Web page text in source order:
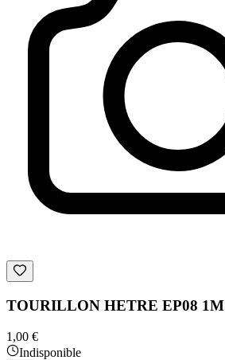
TOURILLON HETRE EP08 1M
1,00 €
Indisponible